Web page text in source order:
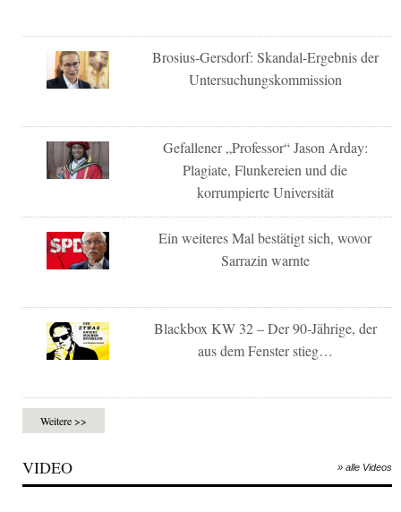
Brosius-Gersdorf: Skandal-Ergebnis der
Untersuchungskommission
Gefallener „Professor“ Jason Arday:
Plagiate, Flunkereien und die
korrumpierte Universität
Ein weiteres Mal bestätigt sich, wovor
Sarrazin warnte
Blackbox KW 32 – Der 90-Jährige, der
aus dem Fenster stieg…
Weitere >>
VIDEO » alle Videos